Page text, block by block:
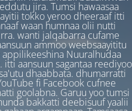
jira. Tumsi hawaasaa
tokko yeroo dheeraaf itti
waan humnaa olii nutti
wanti jalqabarra cufame
ammoo weebsaayititu
Nuuralhudaa
aansuun sagantaa reediyoo
dhaabbata. dhumarratti
fi Facebook cufnee
goolabna. Garuu yoo tumsi
bakkatti deebisuuf yaalii